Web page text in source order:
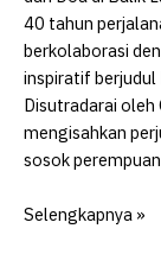
40 tahun
berkolaborasi
inspiratif
Disutradarai oleh
mengisahkan
sosok
Mengusahakan
Selengkapnya »